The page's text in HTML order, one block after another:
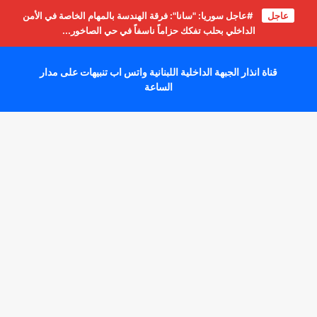
عاجل
#عاجل سوريا: "سانا": فرقة الهندسة بالمهام الخاصة في الأمن
الداخلي بحلب تفكك حزاماً ناسفاً في حي الصاخور...
قناة انذار الجبهة الداخلية اللبنانية واتس اب تنبيهات على مدار
الساعة